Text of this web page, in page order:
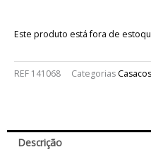
Este produto está fora de
REF 141068 Categorias Casacos
Descrição